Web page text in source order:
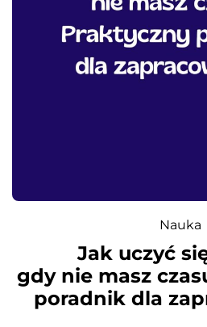
Nauka
Jak uczyć
gdy nie masz
poradnik dla